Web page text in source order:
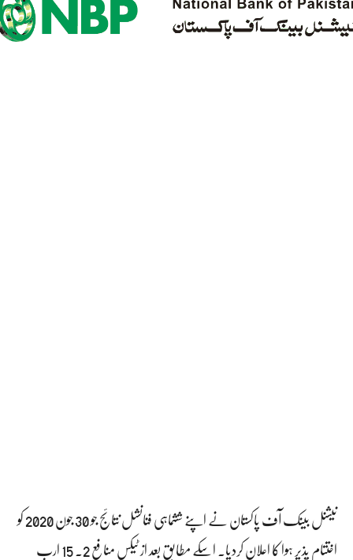
نیشنل بینک آف پاکستان نے اپنے ششماہی فنانشل نتائج جو 30 جون 2020 کو
اختتام پذیر ہوا کا اعلان کردیا۔ اسکے مطابق بعد از ٹیکس منافع 2۔ 15 ارب